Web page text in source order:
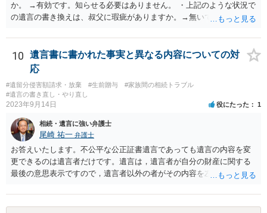
か。 →有効です。知らせる必要はありません。 ・上記のような状況で
の遺言の書き換えは、叔父に瑕疵がありますか。→無いです。 ・分割
ますか。 →本人が自由に決められますので、どこが妥当とは言えない
です。客観的な基準もありません。 ・できれば穏やかに、分割を拒否
することはできますか。 →分割を拒否するということは、遺産はいら
と拒否することはできます。理由を説明する必要はありません。
10
遺言書に書かれた事実と異なる内容についての対
応
#遺留分侵害額請求・放棄 #生前贈与
#家族間の相続トラブル
#遺言の書き直し・やり直し
2023年9月14日 役にたった 1
相続・遺言に強い弁護士
尾崎 祐一 弁護士
お答えいたします。不公平な公正証書遺言であっても遺言の内容を変
更できるのは遺言者だけです。遺言は，遺言者が自分の財産に関する
最後の意思表示ですので，遺言者以外の者がその内容を左右させるこ
とはできないのです。